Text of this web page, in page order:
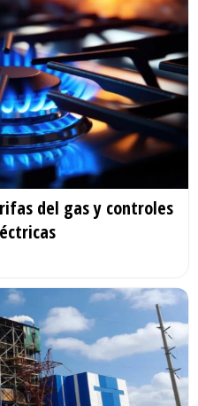
del gas y controles